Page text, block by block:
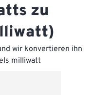
zu
wir konvertieren ihn
milliwatt